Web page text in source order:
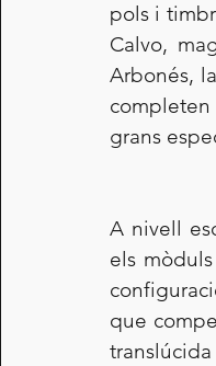
pols i
Calvo,
Arbonés,
completen
grans
A nivell
els
que